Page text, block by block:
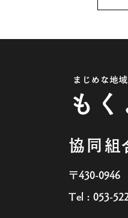
協同組
〒430-0946
Tel : 053-